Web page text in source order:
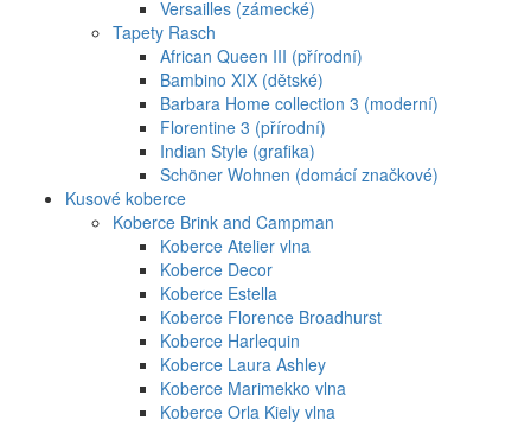
Versailles (zámecké)
Tapety Rasch
African Queen III (přírodní)
Bambino XIX (dětské)
Barbara Home collection 3 (moderní)
Florentine 3 (přírodní)
Indian Style (grafika)
Schöner Wohnen (domácí značkové)
Kusové koberce
Koberce Brink and Campman
Koberce Atelier vlna
Koberce Decor
Koberce Estella
Koberce Florence Broadhurst
Koberce Harlequin
Koberce Laura Ashley
Koberce Marimekko vlna
Koberce Orla Kiely vlna